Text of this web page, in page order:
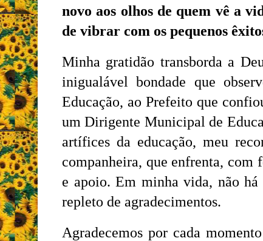
novo aos olhos de quem vê a
de vibrar com os pequenos
Minha gratidão transborda a
inigualável bondade que
Educação, ao Prefeito que
um Dirigente Municipal de
artífices da educação, meu
companheira, que enfrenta, com
e apoio. Em minha vida, não há
repleto de agradecimentos.
Agradecemos por cada